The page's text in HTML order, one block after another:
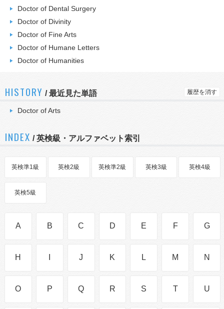
Doctor of Dental Surgery
Doctor of Divinity
Doctor of Fine Arts
Doctor of Humane Letters
Doctor of Humanities
HISTORY /最近見た単語 履歴を消す
Doctor of Arts
INDEX / 英検級・アルファベット索引
英検準1級 英検2級 英検準2級 英検3級 英検4級
英検5級
A B C D E F G
H J K L M N
O P Q R S T U